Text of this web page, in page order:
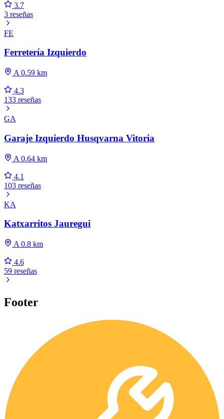
3.7
3 reseñas
FE
Ferretería Izquierdo
A 0.59 km
4.3
133 reseñas
GA
Garaje Izquierdo Husqvarna Vitoria
A 0.64 km
4.1
103 reseñas
KA
Katxarritos Jauregui
A 0.8 km
4.6
59 reseñas
Footer